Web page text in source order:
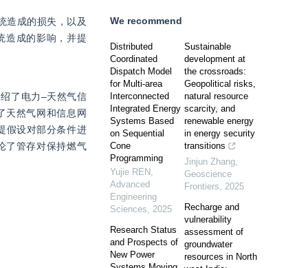
造成的损失，以及
造成的影响，并提
了电力–天然气信
天然气网和信息网
假设对部分条件进
了管存对保持燃气
We recommend
Distributed
Coordinated
Dispatch Model
for Multi-area
Interconnected
Integrated Energy
Systems Based
on Sequential
Cone
Programming
Yujie REN ,
Advanced
Engineering
Sciences, 2025
Research Status
and Prospects of
New Power
Sustainable
development at
the crossroads:
Geopolitical risks,
natural resource
scarcity, and
renewable energy
in energy security
transitions
Jinjun Zhang,
Geoscience
Frontiers, 2025
Recharge and
vulnerability
assessment of
groundwater
resources in North